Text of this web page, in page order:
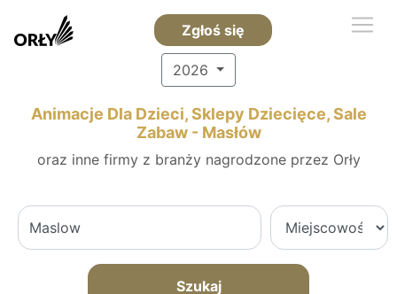
Zgłoś się
2026
Animacje Dla Dzieci, Sklepy Dziecięce, Sale
Zabaw - Masłów
oraz inne firmy z branży nagrodzone przez Orły
Szukaj